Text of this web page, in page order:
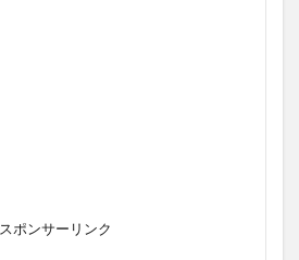
スポンサーリンク